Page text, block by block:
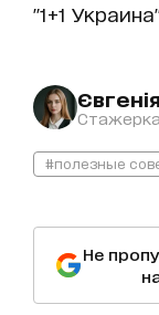
"1+1
Стажерка
#полезные
Не